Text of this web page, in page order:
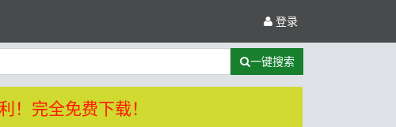
登录
一键搜索
完全免费下载！